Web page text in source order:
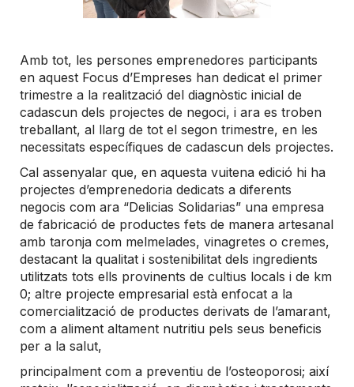
Amb tot, les persones emprenedores participants
en aquest Focus d’Empreses han dedicat el primer
trimestre a la realització del diagnòstic inicial de
cadascun dels projectes de negoci, i ara es troben
treballant, al llarg de tot el segon trimestre, en les
necessitats específiques de cadascun dels projectes.
Cal assenyalar que, en aquesta vuitena edició hi ha
projectes d’emprenedoria dedicats a diferents
negocis com ara “Delicias Solidarias” una empresa
de fabricació de productes fets de manera artesanal
amb taronja com melmelades, vinagretes o cremes,
destacant la qualitat i sostenibilitat dels ingredients
utilitzats tots ells provinents de cultius locals i de km
0; altre projecte empresarial està enfocat a la
comercialització de productes derivats de l’amarant,
com a aliment altament nutritiu pels seus beneficis
per a la salut,
principalment com a preventiu de l’osteoporosi; així